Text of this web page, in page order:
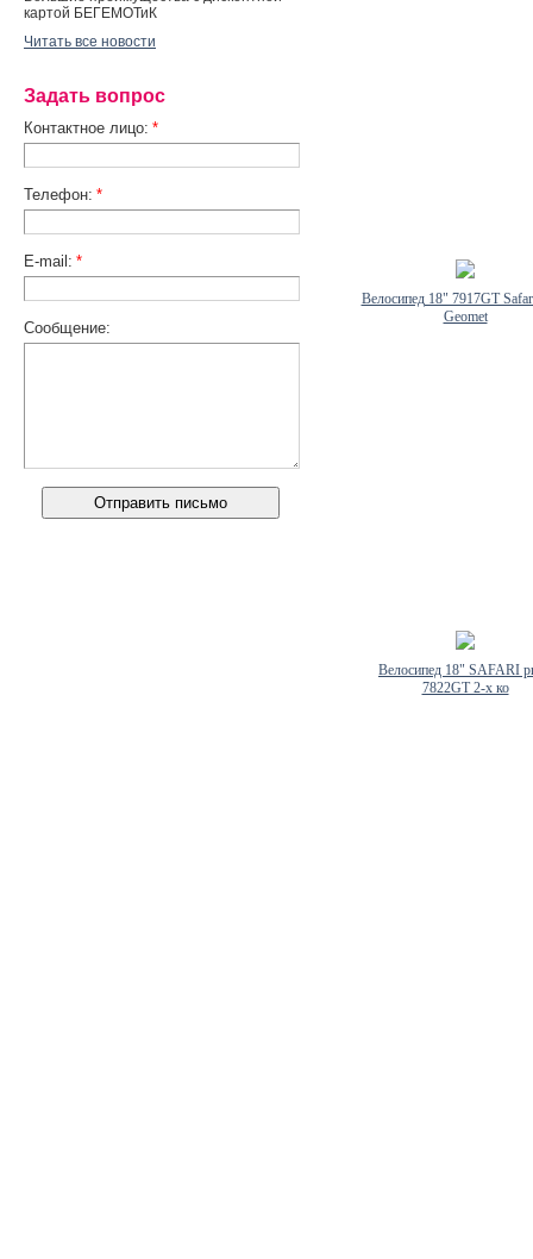
картой БЕГЕМОТиК
Читать все новости
Задать вопрос
Контактное лицо: *
Телефон: *
E-mail: *
Сообщение:
Велосипед 18" 7917GT
Geomet
Велосипед 18" SAFARI
7822GT 2-х ко